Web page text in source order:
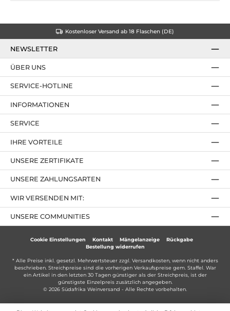
Kostenloser Versand ab 18 Flaschen (DE)
NEWSLETTER
SERVICE-HOTLINE
IHRE VORTEILE
UNSERE ZAHLUNGSARTEN
ÜBER UNS
UNSERE ZERTIFIKATE
INFORMATIONEN
SERVICE
UNSERE COMMUNITIES
WIR VERSENDEN MIT:
Cookie Einstellungen Kontakt Mängelanzeige
Rückgabe
Bestellung widerrufen
* Alle Preise inkl. gesetzl. Mehrwertsteuer zzgl. Versandkosten, wenn nicht anders
beschrieben. Streichpreise sind die vorherigen Verkaufspreise gem. Staffel. War
ein Artikel in den letzten 30 Tagen günstiger als der Streichpreis, ist der
günstigste Einzelpreis zusätzlich angegeben.
© 2026 Südafrika Weinversand - Alle Rechte vorbehalten.